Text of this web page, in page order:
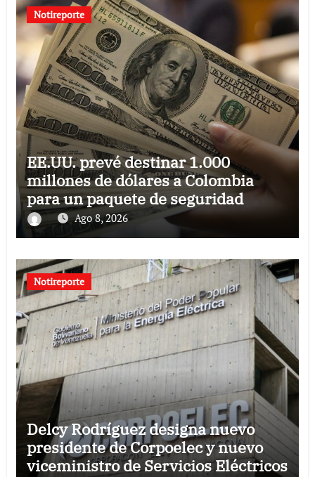
Notireporte
EE.UU. prevé destinar 1.000
millones de dólares a Colombia
para un paquete de seguridad
Ago 8, 2026
Notireporte
Delcy Rodríguez designa nuevo
presidente de Corpoelec y nuevo
viceministro de Servicios Eléctricos